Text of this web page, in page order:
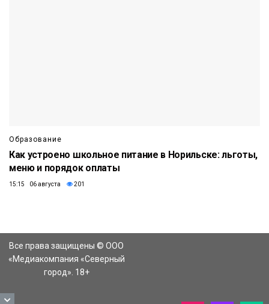
Образование
Как устроено школьное питание в Норильске: льготы,
меню и порядок оплаты
15:15 06 августа 201
Все права защищены © ООО
«Медиакомпания «Северный
город». 18+